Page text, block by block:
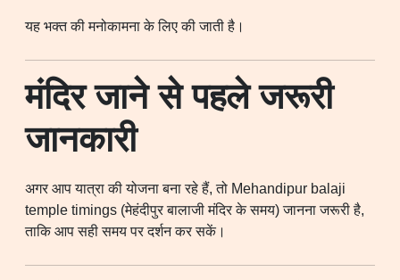
यह भक्त की मनोकामना के लिए की जाती है।
मंदिर जाने से पहले जरूरी
जानकारी
अगर आप यात्रा की योजना बना रहे हैं, तो Mehandipur balaji
temple timings (मेहंदीपुर बालाजी मंदिर के समय) जानना जरूरी है,
ताकि आप सही समय पर दर्शन कर सकें।